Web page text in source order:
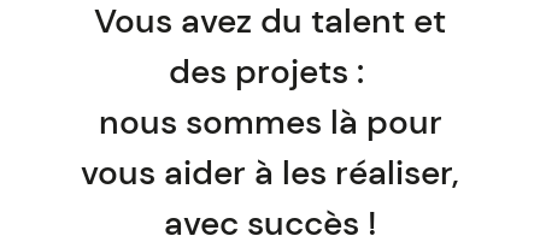
Vous avez du talent et
des projets :
nous sommes là pour
vous aider à les réaliser,
avec succès !